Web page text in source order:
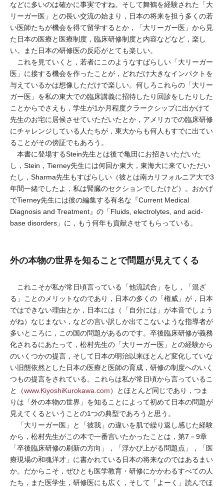
などに多いのは確かに事実ですね。そして舞鶴を経験された「大
リーガー医」との長い交流の始まり，日本の将来を担う多くの若
い医師たちが機会を得て留学するとか，「大リーガー医」から見
た日本の医療と医療制度，臨床研修制度と内容などなど，楽し
い。また日本の研修医の反応がとても楽しい。
これを見ていくと，若者にこのようなすばらしい「大リーガー
医」に接する機会を作ったことが，どれだけ大きなインパクトを
与えているかは想像しただけで楽しい。何しろこれらの「大リー
ガー医」を私の東大での臨床講義に招待したり回診をしたりした
ことからでさえも，学生が1か月程度クラークシップに出かけて
先生のお宅に居候させていただいたとか，アメリカでの臨床研修
にチャレンジしている人たちが，東大からも何人もすでに出てい
ることがその傍証でもあろう。
本書に登場するStein先生とは後で亀田にお招きいただいた
し，Stein，Tierney先生には何回か東大，東海大に来ていただい
たし，Sharma先生もすばらしい（彼とは南カリフォルニア大で3
年間一緒でしたよ，私は腎臓のセクションでしたけど）。おかげ
でTierney先生には彼の編集する有名な『Current Medical
Diagnosis and Treatment』の「Fluids, electrolytes, and acid-
base disorders」に，もう何年も貢献させてもらっている。
外の本物の世界を知ることで問題が見えてくる
これこそが私が常日頃言っている「他流試合」をし，「混ざ
る」ことのメリットなのであり，日本の多くの「権威」が，日本
ではできない理由とか，日本には（「自分には」が本音でしょう
がね）なじまない，などの言い訳しか出てこないような指導者が
多いところに，この国の問題があるのです。卒後臨床研修が義務
化されるにあたって，松村先生の「大リーガー医」との経験から
のいくつかの提言，そして日本の明治以来ほとんど変化していな
い旧態依然とした日本の医療と医師の育成，研修の制度へのいく
つもの提言をされている。これらは私が常日頃から言っているこ
と（www.KiyoshiKurokawa.com）とほとんど同じであり，つま
りは「外の本物の世界」を知ることによって初めて日本の問題が
見えてくるということの1つの典型であろうと思う。
「大リーガー医」と「彼我」の違いを肌で繰り返し感じた経験
から，松村先生がこの本で一番言いたかったことは，第7－9章
「卒後臨床研修の刷新の方向」，「浮かび上がる問題点」，「医
療現場の和魂洋才」に書かれている日本の将来なのではあるまい
か。だからこそ，ぜひとも医学教育・研修にかかわるすべての人
たち，また医学生，研修医にも広く，そして「よーく」読んでほ